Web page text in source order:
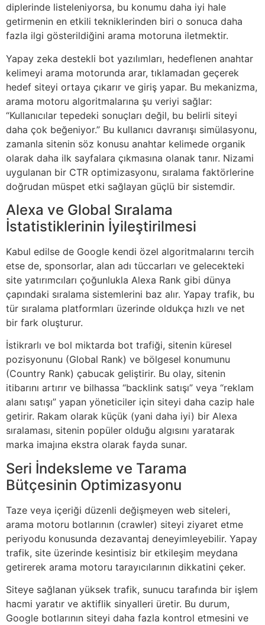
diplerinde listeleniyorsa, bu konumu daha iyi hale
getirmenin en etkili tekniklerinden biri o sonuca daha
fazla ilgi gösterildiğini arama motoruna iletmektir.
Yapay zeka destekli bot yazılımları, hedeflenen anahtar
kelimeyi arama motorunda arar, tıklamadan geçerek
hedef siteyi ortaya çıkarır ve giriş yapar. Bu mekanizma,
arama motoru algoritmalarına şu veriyi sağlar:
“Kullanıcılar tepedeki sonuçları değil, bu belirli siteyi
daha çok beğeniyor.” Bu kullanıcı davranışı simülasyonu,
zamanla sitenin söz konusu anahtar kelimede organik
olarak daha ilk sayfalara çıkmasına olanak tanır. Nizami
uygulanan bir CTR optimizasyonu, sıralama faktörlerine
doğrudan müspet etki sağlayan güçlü bir sistemdir.
Alexa ve Global Sıralama
İstatistiklerinin İyileştirilmesi
Kabul edilse de Google kendi özel algoritmalarını tercih
etse de, sponsorlar, alan adı tüccarları ve gelecekteki
site yatırımcıları çoğunlukla Alexa Rank gibi dünya
çapındaki sıralama sistemlerini baz alır. Yapay trafik, bu
tür sıralama platformları üzerinde oldukça hızlı ve net
bir fark oluşturur.
İstikrarlı ve bol miktarda bot trafiği, sitenin küresel
pozisyonunu (Global Rank) ve bölgesel konumunu
(Country Rank) çabucak geliştirir. Bu olay, sitenin
itibarını artırır ve bilhassa “backlink satışı” veya “reklam
alanı satışı” yapan yöneticiler için siteyi daha cazip hale
getirir. Rakam olarak küçük (yani daha iyi) bir Alexa
sıralaması, sitenin popüler olduğu algısını yaratarak
marka imajına ekstra olarak fayda sunar.
Seri İndeksleme ve Tarama
Bütçesinin Optimizasyonu
Taze veya içeriği düzenli değişmeyen web siteleri,
arama motoru botlarının (crawler) siteyi ziyaret etme
periyodu konusunda dezavantaj deneyimleyebilir. Yapay
trafik, site üzerinde kesintisiz bir etkileşim meydana
getirerek arama motoru tarayıcılarının dikkatini çeker.
Siteye sağlanan yüksek trafik, sunucu tarafında bir işlem
hacmi yaratır ve aktiflik sinyalleri üretir. Bu durum,
Google botlarının siteyi daha fazla kontrol etmesini ve